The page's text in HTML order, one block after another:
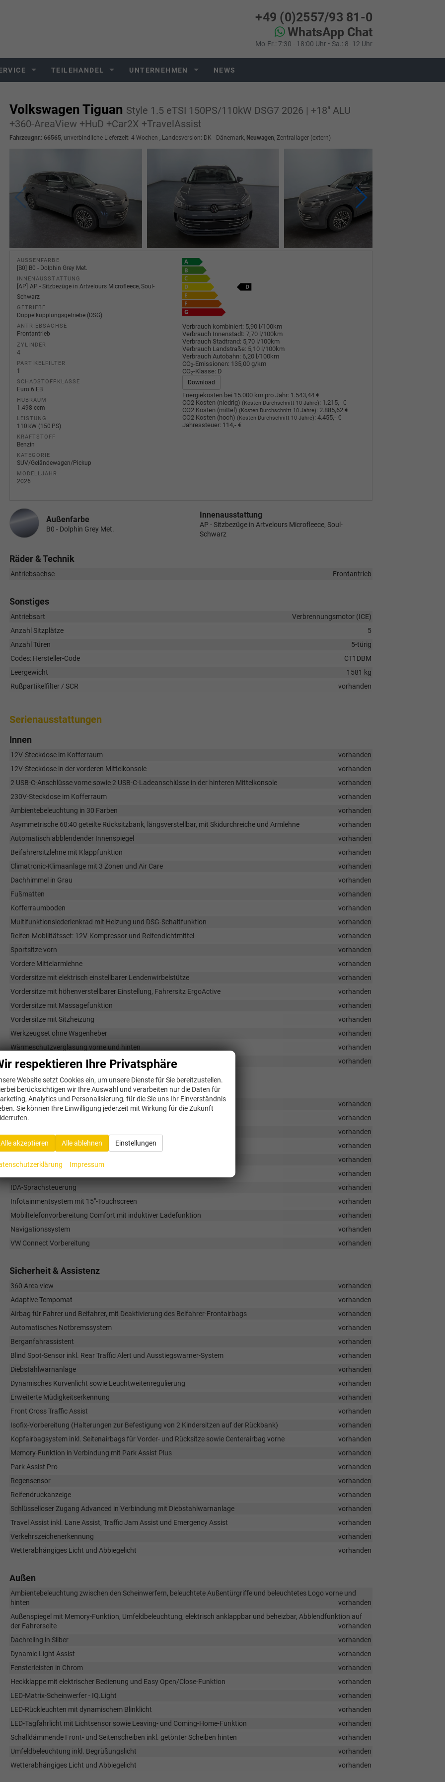
+49 (0)2557/93 81-0
WhatsApp Chat
Mo-Fr.: 7:30 - 18:00 Uhr • Sa.: 8- 12 Uhr
TEILEHANDEL UNTERNEHMEN NEWS
Volkswagen Tiguan Style 1.5 eTSI 150PS/110kW DSG7 2026 | +18" ALU
+360-AreaView +HuD +Car2X +TravelAssist
Fahrzeugnr.: 66565, unverbindliche Lieferzeit: 4 Wochen , Landesversion: DK - Dänemark, Neuwagen, Zentrallager (extern)
AUSSENFARBE
B0 B0 - Dolphin Grey Met.
INNENAUSSTATTUNG
AP
AP - Sitzbezüge in Artvelours Microfleece, Soul-
Schwarz
GETRIEBE
Doppelkupplungsgetriebe (DSG)
ANTRIEBSACHSE
Frontantrieb
ZYLINDER
4
PARTIKELFILTER
1
SCHADSTOFFKLASSE
Euro 6 EB
HUBRAUM
1.498 ccm
LEISTUNG
110 kW (150 PS)
KRAFTSTOFF
Benzin
KATEGORIE
SUV/Geländewagen/Pickup
MODELLJAHR
2026
Verbrauch kombiniert: 5,90 l/100km
Verbrauch Innenstadt: 7,70 l/100km
Verbrauch Stadtrand: 5,70 l/100km
Verbrauch Landstraße: 5,10 l/100km
Verbrauch Autobahn: 6,20 l/100km
CO2-Emissionen: 135,00 g/km
CO2-Klasse: D
Download
Energiekosten bei 15.000 km pro Jahr: 1.543,44 €
CO2 Kosten (niedrig) (Kosten Durchschnitt 10 Jahre): 1.215,- €
CO2 Kosten (mittel) (Kosten Durchschnitt 10 Jahre): 2.885,62 €
CO2 Kosten (hoch) (Kosten Durchschnitt 10 Jahre): 4.455,- €
Jahressteuer: 114,- €
Außenfarbe
B0 - Dolphin Grey Met.
Innenausstattung
AP - Sitzbezüge in Artvelours Microfleece, Soul-
Schwarz
Räder & Technik
Antriebsachse Frontantrieb
Sonstiges
Antriebsart
Verbrennungsmotor (ICE)
Anzahl Sitzplätze
5
Anzahl Türen
5-türig
Codes: Hersteller-Code
CT1DBM
Leergewicht
1581 kg
Rußpartikelfilter / SCR
vorhanden
Serienausstattungen
Innen
12V-Steckdose im Kofferraum
vorhanden
12V-Steckdose in der vorderen Mittelkonsole
vorhanden
2 USB-C-Anschlüsse vorne sowie 2 USB-C-Ladeanschlüsse in der hinteren Mittelkonsole
vorhanden
230V-Steckdose im Kofferraum
vorhanden
Ambientebeleuchtung in 30 Farben
vorhanden
Asymmetrische 60:40 geteilte Rücksitzbank, längsverstellbar, mit Skidurchreiche und Armlehne
vorhanden
Automatisch abblendender Innenspiegel
vorhanden
Beifahrersitzlehne mit Klappfunktion
vorhanden
Climatronic-Klimaanlage mit 3 Zonen und Air Care
vorhanden
Dachhimmel in Grau
vorhanden
Fußmatten
vorhanden
Kofferraumboden
vorhanden
Multifunktionslederlenkrad mit Heizung und DSG-Schaltfunktion
vorhanden
Reifen-Mobilitätsset: 12V-Kompressor und Reifendichtmittel
vorhanden
Sportsitze vorn
vorhanden
Vordere Mittelarmlehne
vorhanden
Vordersitze mit elektrisch einstellbarer Lendenwirbelstütze
vorhanden
Vordersitze mit höhenverstellbarer Einstellung, Fahrersitz ErgoActive
vorhanden
Vordersitze mit Massagefunktion
vorhanden
Vordersitze mit Sitzheizung
vorhanden
Werkzeugset ohne Wagenheber
vorhanden
Wärmeschutzverglasung vorne und hinten
vorhanden
Wärmeschutz-Windschutzscheibe
vorhanden
Infotainment & Kommunikation
8 Lautsprecher
vorhanden
App-Connect inkl. Wireless Apple CarPlay und Android Auto
vorhanden
vorhanden
Digital Cockpit Pro
vorhanden
vorhanden
vorhanden
IDA-Sprachsteuerung
vorhanden
Infotainmentsystem mit 15"-Touchscreen
vorhanden
Mobiltelefonvorbereitung Comfort mit induktiver Ladefunktion
vorhanden
Navigationssystem
vorhanden
VW Connect Vorbereitung
vorhanden
Sicherheit & Assistenz
360 Area view
vorhanden
Adaptive Tempomat
vorhanden
Airbag für Fahrer und Beifahrer, mit Deaktivierung des Beifahrer-Frontairbags
vorhanden
Automatisches Notbremssystem
vorhanden
Berganfahrassistent
vorhanden
Blind Spot-Sensor inkl. Rear Traffic Alert und Ausstiegswarner-System
vorhanden
Diebstahlwarnanlage
vorhanden
Dynamisches Kurvenlicht sowie Leuchtweitenregulierung
vorhanden
Erweiterte Müdigkeitserkennung
vorhanden
Front Cross Traffic Assist
vorhanden
Isofix-Vorbereitung (Halterungen zur Befestigung von 2 Kindersitzen auf der Rückbank)
vorhanden
Kopfairbagsystem inkl. Seitenairbags für Vorder- und Rücksitze sowie Centerairbag vorne
vorhanden
Memory-Funktion in Verbindung mit Park Assist Plus
vorhanden
Park Assist Pro
vorhanden
Regensensor
vorhanden
Reifendruckanzeige
vorhanden
Schlüsselloser Zugang Advanced in Verbindung mit Diebstahlwarnanlage
vorhanden
Travel Assist inkl. Lane Assist, Traffic Jam Assist und Emergency Assist
vorhanden
Verkehrszeichenerkennung
vorhanden
Wetterabhängiges Licht und Abbiegelicht
vorhanden
Außen
Ambientebeleuchtung zwischen den Scheinwerfern, beleuchtete Außentürgriffe und beleuchtetes Logo vorne und
hinten
vorhanden
Außenspiegel mit Memory-Funktion, Umfeldbeleuchtung, elektrisch anklappbar und beheizbar, Abblendfunktion auf
der Fahrerseite
vorhanden
Dachreling in Silber
vorhanden
Dynamic Light Assist
vorhanden
Fensterleisten in Chrom
vorhanden
Heckklappe mit elektrischer Bedienung und Easy Open/Close-Funktion
vorhanden
LED-Matrix-Scheinwerfer - IQ.Light
vorhanden
LED-Rückleuchten mit dynamischem Blinklicht
vorhanden
LED-Tagfahrlicht mit Lichtsensor sowie Leaving- und Coming-Home-Funktion
vorhanden
Schalldämmende Front- und Seitenscheiben inkl. getönter Scheiben hinten
vorhanden
Umfeldbeleuchtung inkl. Begrüßungslicht
vorhanden
Wetterabhängiges Licht und Abbiegelicht
vorhanden
respektieren Ihre Privatsphäre
Website setzt Cookies ein, um unsere Dienste für Sie bereitzustellen.
berücksichtigen wir Ihre Auswahl und verarbeiten nur die Daten für
Analytics und Personalisierung, für die Sie uns Ihr Einverständnis
Sie können Ihre Einwilligung jederzeit mit Wirkung für die Zukunft
Alle akzeptieren Alle ablehnen Einstellungen
Impressum